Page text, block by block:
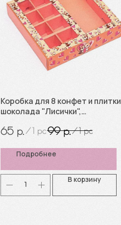
Коробка для 8 конфет и плитки
шоколада "Лисички",
65 р. /1 pc99 р./1 pc
Подробнее
В корзину